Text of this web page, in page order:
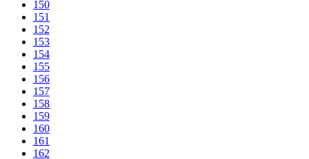
150
151
152
153
154
155
156
157
158
159
160
161
162